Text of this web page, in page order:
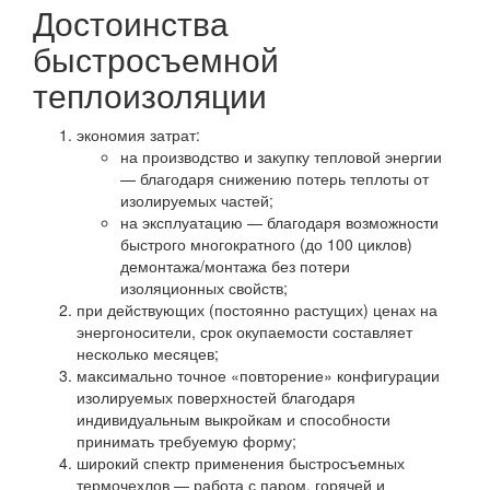
Достоинства
быстросъемной
теплоизоляции
экономия затрат:
на производство и закупку тепловой энергии
— благодаря снижению потерь теплоты от
изолируемых частей;
на эксплуатацию — благодаря возможности
быстрого многократного (до 100 циклов)
демонтажа/монтажа без потери
изоляционных свойств;
при действующих (постоянно растущих) ценах на
энергоносители, срок окупаемости составляет
несколько месяцев;
максимально точное «повторение» конфигурации
изолируемых поверхностей благодаря
индивидуальным выкройкам и способности
принимать требуемую форму;
широкий спектр применения быстросъемных
термочехлов — работа с паром, горячей и